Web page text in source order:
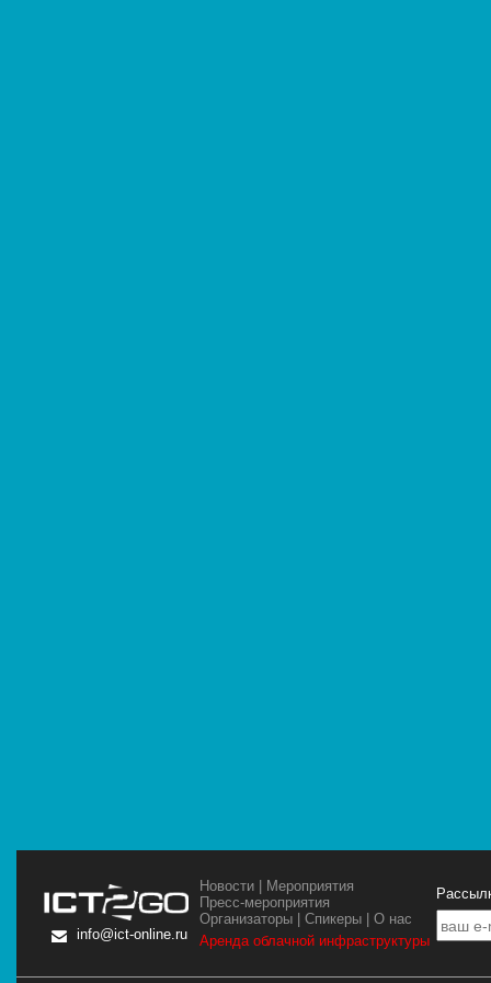
info@ict-online.ru
Новости
Мероприятия
Пресс-мероприятия
Организаторы |Спикеры |О нас
Аренда облачной инфраструктуры